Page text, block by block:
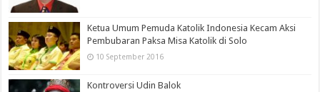
Ketua Umum Pemuda Katolik Indonesia Kecam Aksi
Pembubaran Paksa Misa Katolik di Solo
10 September 2016
Kontroversi Udin Balok